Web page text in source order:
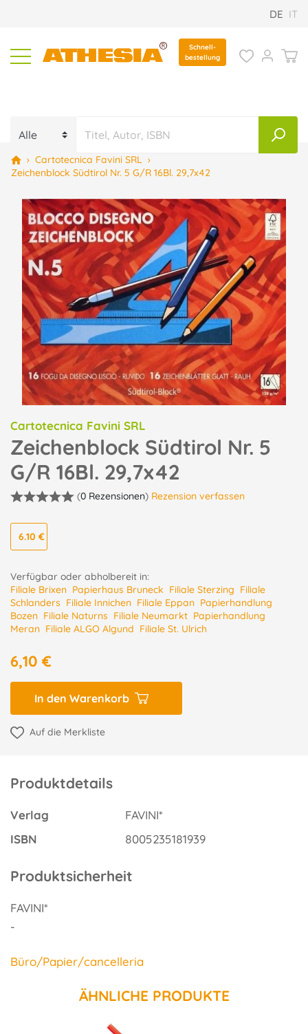
DE IT
Schnell-
bestellung
› Cartotecnica Favini SRL ›
Zeichenblock Südtirol Nr. 5 G/R 16Bl. 29,7x42
Cartotecnica Favini SRL
Zeichenblock Südtirol Nr. 5
G/R 16Bl. 29,7x42
(0 Rezensionen) Rezension verfassen
6.10 €
Verfügbar oder abholbereit in:
Filiale Brixen Papierhaus Bruneck Filiale Sterzing Filiale
Schlanders Filiale Innichen Filiale Eppan Papierhandlung
Bozen Filiale Naturns Filiale Neumarkt Papierhandlung
Meran Filiale ALGO Algund Filiale St. Ulrich
6,10 €
In den Warenkorb
Auf die Merkliste
Produktdetails
Verlag
FAVINI*
ISBN
8005235181939
Produktsicherheit
FAVINI*
-
Büro/Papier/cancelleria
ÄHNLICHE PRODUKTE